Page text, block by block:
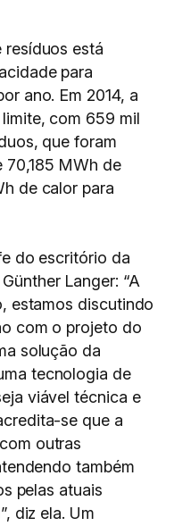
resíduos está
para
ano. Em 2014, a
com 659 mil
que foram
70,185 MWh de
de calor para
do escritório da
Langer: “A
estamos discutindo
com o projeto do
solução da
tecnologia de
viável técnica e
se que a
outras
também
pelas atuais
diz ela. Um